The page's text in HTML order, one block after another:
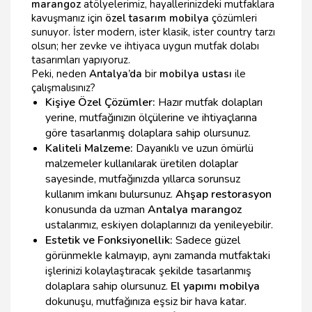
marangoz atölyelerimiz, hayallerinizdeki mutfaklara
kavuşmanız için özel tasarım mobilya çözümleri
sunuyor. İster modern, ister klasik, ister country tarzı
olsun; her zevke ve ihtiyaca uygun mutfak dolabı
tasarımları yapıyoruz.
Peki, neden Antalya’da bir mobilya ustası ile
çalışmalısınız?
Kişiye Özel Çözümler: Hazır mutfak dolapları
yerine, mutfağınızın ölçülerine ve ihtiyaçlarına
göre tasarlanmış dolaplara sahip olursunuz.
Kaliteli Malzeme: Dayanıklı ve uzun ömürlü
malzemeler kullanılarak üretilen dolaplar
sayesinde, mutfağınızda yıllarca sorunsuz
kullanım imkanı bulursunuz. Ahşap restorasyon
konusunda da uzman Antalya marangoz
ustalarımız, eskiyen dolaplarınızı da yenileyebilir.
Estetik ve Fonksiyonellik: Sadece güzel
görünmekle kalmayıp, aynı zamanda mutfaktaki
işlerinizi kolaylaştıracak şekilde tasarlanmış
dolaplara sahip olursunuz. El yapımı mobilya
dokunuşu, mutfağınıza eşsiz bir hava katar.